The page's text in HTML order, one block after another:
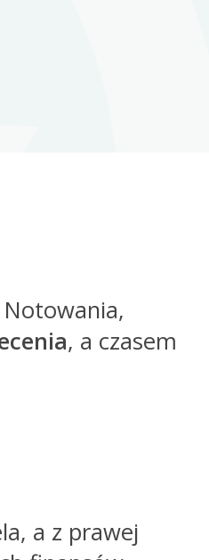
, a czasem
a z prawej